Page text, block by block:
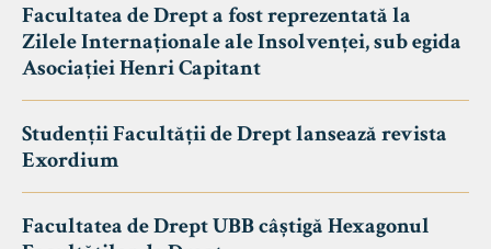
Facultatea de Drept a fost reprezentată la
Zilele Internaționale ale Insolvenței, sub egida
Asociației Henri Capitant
Studenții Facultății de Drept lansează revista
Exordium
Facultatea de Drept UBB câștigă Hexagonul